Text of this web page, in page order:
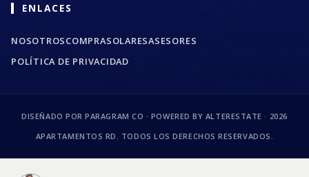
ENLACES
NOSOTROSCOMPRASOLARESASESORES
POLÍTICA DE PRIVACIDAD
DISEÑADO POR PARAGRAM CO · POWERED BY ALTERESTATE · 2026
APARTAMENTOS RD. TODOS LOS DERECHOS RESERVADOS.